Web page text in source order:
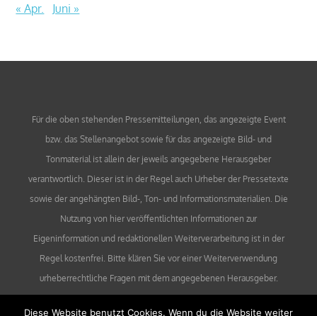
« Apr. Juni »
Für die oben stehenden Pressemitteilungen, das angezeigte Event
bzw. das Stellenangebot sowie für das angezeigte Bild- und
Tonmaterial ist allein der jeweils angegebene Herausgeber
verantwortlich. Dieser ist in der Regel auch Urheber der Pressetexte
sowie der angehängten Bild-, Ton- und Informationsmaterialien. Die
Nutzung von hier veröffentlichten Informationen zur
Eigeninformation und redaktionellen Weiterverarbeitung ist in der
Regel kostenfrei. Bitte klären Sie vor einer Weiterverwendung
urheberrechtliche Fragen mit dem angegebenen Herausgeber.
Diese Website benutzt Cookies. Wenn du die Website weiter